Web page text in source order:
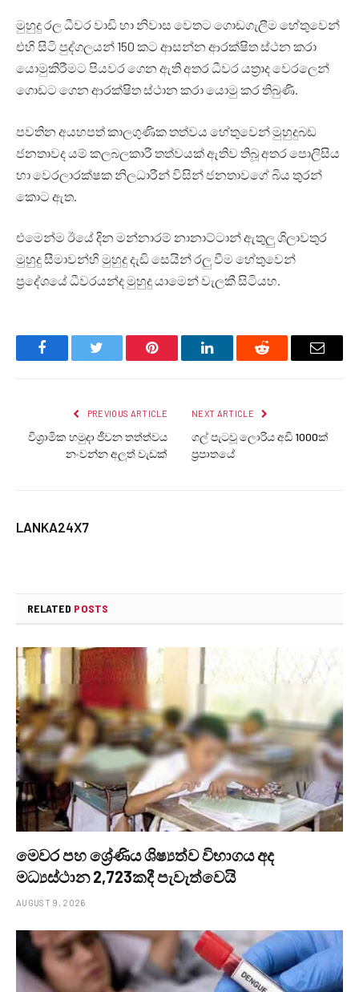
මුහුදු රල ධීවර වාඩි හා නිවාස වෙතට ගොඩගැලීම හේතුවෙන්
එහි සිටි පුද්ගලයන් 150 කට ආසන්න ආරක්ෂිත ස්ථන කරා
යොමුකිරීමට පියවර ගෙන ඇති අතර ධීවර යත්‍රාද වෙරලෙන්
ගොඩට ගෙන ආරක්ෂිත ස්ථාන කරා යොමු කර තිබුණි.
පවතින අයහපත් කාලගුණික තත්වය හේතුවෙන් මුහුදුබඩ
ජනතාවද යම් කලබලකාරී තත්වයක් ඇතිව තිබූ අතර පොලිසිය
හා වෙරලාරක්ෂක නිලධාරීන් විසින් ජනතාවගේ බිය තුරන්
කොට ඇත.
එමෙන්ම ඊයේ දින මන්නාරම් නානාට්ටාන් ඇතුලු ශිලාවතුර
මුහුදු සීමාවන්හි මුහුදු දැඩි සෙයින් රලු වීම හේතුවෙන්
ප්‍රදේශයේ ධීවරයන්ද මුහුදු යාමෙන් වැලකී සිටියහ.
FacebookTwitter Pinterest LinkedInReddit Email
PREVIOUS ARTICLE
විශ්‍රාමික හමුදා ජීවන තත්ත්වය
නංවන්න අලුත් වැඩක්
NEXT ARTICLE
ගල් පැටවූ ලොරිය අඩි 1000ක්
ප්‍රපාතයේ
LANKA24X7
RELATED POSTS
මෙවර පහ ශ්‍රේණිය ශිෂ්‍යත්ව විභාගය අද
මධ්‍යස්ථාන 2,723කදී පැවැත්වෙයි
AUGUST 9, 2026